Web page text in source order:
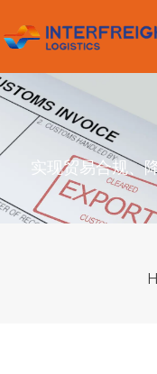
至
容
实现贸易合规、